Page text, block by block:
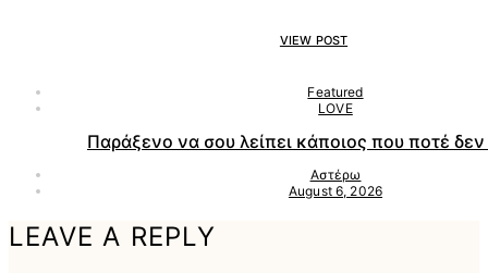
VIEW POST
Featured
LOVE
Παράξενο να σου λείπει κάποιος που ποτέ δεν
Αστέρω
August 6, 2026
LEAVE A REPLY